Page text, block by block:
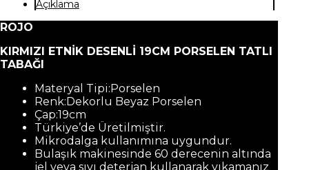
Açıklama
ROJO
KIRMIZI ETNİK DESENLİ 19CM PORSELEN TATLI
TABAĞI
Materyal Tipi:Porselen
Renk:Dekorlu Beyaz Porselen
Çap:19cm
Türkiye’de Üretilmiştir.
Mikrodalga kullanımına uygundur.
Bulaşık makinesinde 60 derecenin altında
jel veya sıvı deterjan kullanarak yıkamanız